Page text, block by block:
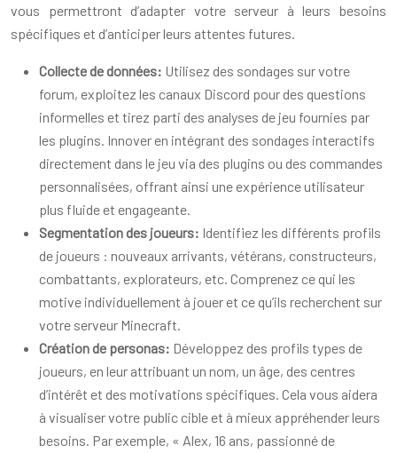
vous permettront d’adapter votre serveur à leurs besoins
spécifiques et d’anticiper leurs attentes futures.
Collecte de données: Utilisez des sondages sur votre
forum, exploitez les canaux Discord pour des questions
informelles et tirez parti des analyses de jeu fournies par
les plugins. Innover en intégrant des sondages interactifs
directement dans le jeu via des plugins ou des commandes
personnalisées, offrant ainsi une expérience utilisateur
plus fluide et engageante.
Segmentation des joueurs: Identifiez les différents profils
de joueurs : nouveaux arrivants, vétérans, constructeurs,
combattants, explorateurs, etc. Comprenez ce qui les
motive individuellement à jouer et ce qu’ils recherchent sur
votre serveur Minecraft.
Création de personas: Développez des profils types de
joueurs, en leur attribuant un nom, un âge, des centres
d’intérêt et des motivations spécifiques. Cela vous aidera
à visualiser votre public cible et à mieux appréhender leurs
besoins. Par exemple, « Alex, 16 ans, passionné de